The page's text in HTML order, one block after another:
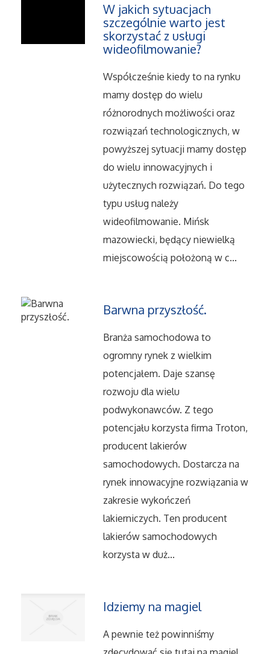
Ślub i Wesele
Weterynaryjne, Hodowla Zwierząt
Sprzątanie, Porządkowanie
Serwis
Opieka
Inne Usługi
Noclegi
Hotele i Noclegi
Wypoczynek
Kosmetyki
Leczenie
Salony Kosmetyczne
Strony Internetowe
Kontakt
W jakich sytuacjach
szczególnie warto jest
skorzystać z usługi
wideofilmowanie?
Współcześnie kiedy to na rynku
mamy dostęp do wielu
różnorodnych możliwości oraz
rozwiązań technologicznych, w
powyższej sytuacji mamy dostęp
do wielu innowacyjnych i
użytecznych rozwiązań. Do tego
typu usług należy
wideofilmowanie. Mińsk
mazowiecki, będący niewielką
miejscowością położoną w c...
Barwna przyszłość.
Branża samochodowa to
ogromny rynek z wielkim
potencjałem. Daje szansę
rozwoju dla wielu
podwykonawców. Z tego
potencjału korzysta firma Troton,
producent lakierów
samochodowych. Dostarcza na
rynek innowacyjne rozwiązania w
zakresie wykończeń
lakierniczych. Ten producent
lakierów samochodowych
korzysta w duż...
Idziemy na magiel
A pewnie też powinniśmy